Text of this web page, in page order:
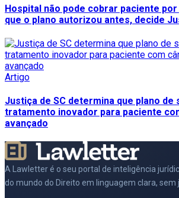
Hospital não pode cobrar paciente
que o plano autorizou antes, decide
Artigo
Justiça de SC determina que plano de
tratamento inovador para paciente
avançado
A Lawletter é o seu portal de inteligência
do mundo do Direito em linguagem clara, sem